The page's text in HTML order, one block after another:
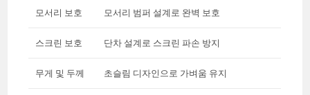
모서리 보호 모서리 범퍼 설계로 완벽 보호
스크린 보호 단차 설계로 스크린 파손 방지
무게 및 두께 초슬림 디자인으로 가벼움 유지